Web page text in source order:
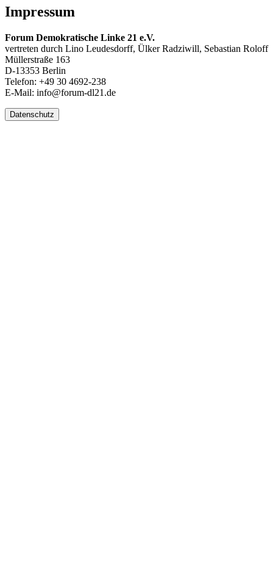
Impressum
Forum Demokratische Linke 21 e.V.
vertreten durch Lino Leudesdorff, Ülker Radziwill, Sebastian Roloff
Müllerstraße 163
D-13353 Berlin
Telefon: +49 30 4692-238
E-Mail: info@forum-dl21.de
Datenschutz